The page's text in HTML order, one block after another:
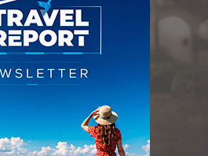
de Juan
Luis Potosí